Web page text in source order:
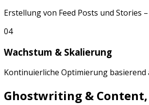
Erstellung von Feed Posts und Stories
04
Wachstum & Skalierung
Kontinuierliche Optimierung
Ghostwriting &